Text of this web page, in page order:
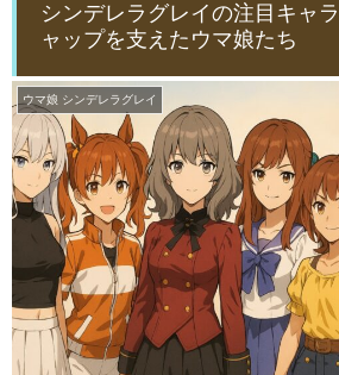
シンデレラグレイの注目キャ
ャップを支えたウマ娘たち
ウマ娘 シンデレラグレイ